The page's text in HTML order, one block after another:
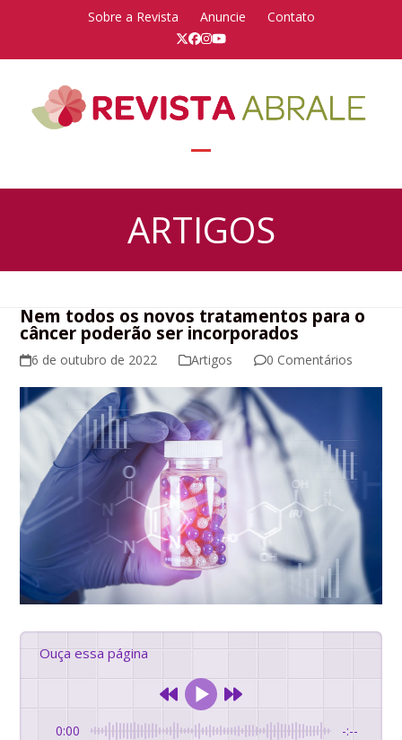
Sobre a Revista Anuncie
Contato
Twitter
Facebook
Instagram
YouTube
menu
menu
ARTIGOS
Nem todos os novos tratamentos para o
câncer poderão ser incorporados
6 de outubro de 2022 Artigos 0 Comentários
Ouça essa página
0:00 -:--